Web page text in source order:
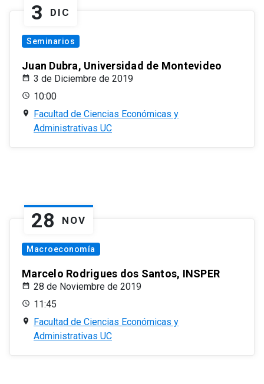
3 DIC
Seminarios
Juan Dubra, Universidad de Montevideo
3 de Diciembre de 2019
10:00
Facultad de Ciencias Económicas y
Administrativas UC
28 NOV
Macroeconomía
Marcelo Rodrigues dos Santos, INSPER
28 de Noviembre de 2019
11:45
Facultad de Ciencias Económicas y
Administrativas UC